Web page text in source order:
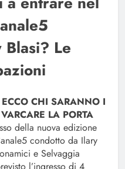
Le
CHI SARANNO I
LA PORTA
della nuova edizione
condotto da Ilary
e Selvaggia